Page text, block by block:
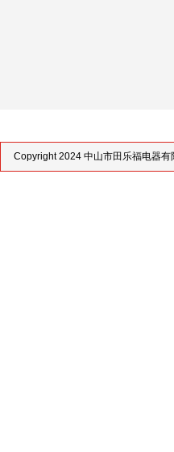
Copyright 2024 中山市田乐福电器